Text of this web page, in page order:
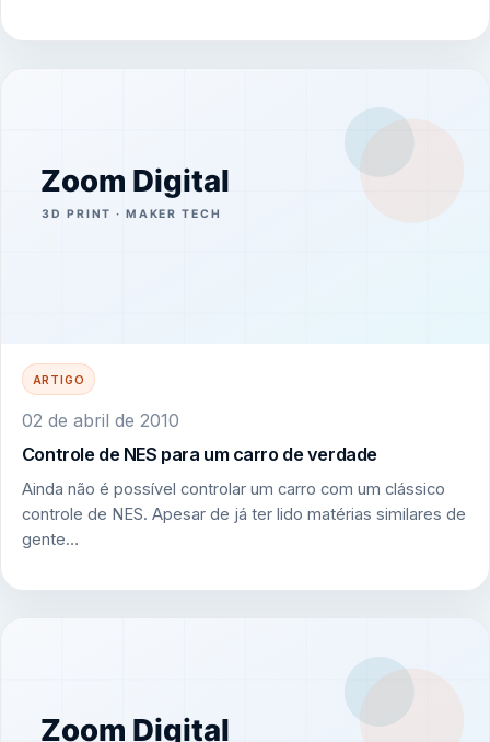
ARTIGO
02 de abril de 2010
Controle de NES para um carro de verdade
Ainda não é possível controlar um carro com um clássico
controle de NES. Apesar de já ter lido matérias similares de
gente…